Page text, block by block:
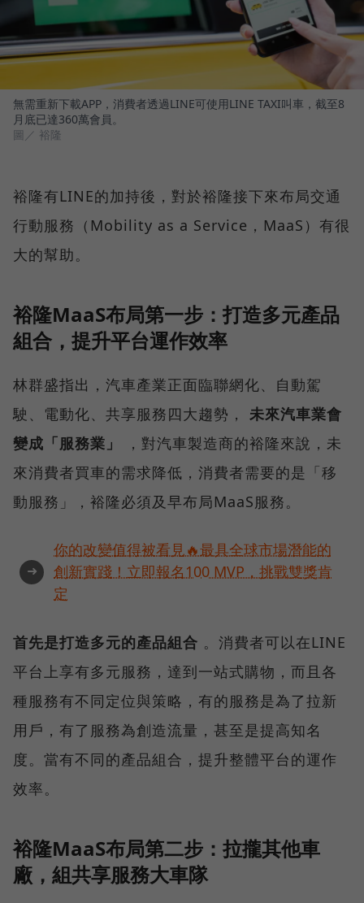
無需重新下載APP，消費者透過LINE可使用LINE TAXI叫車，截至8
月底已達360萬會員。
圖／ 裕隆
裕隆有LINE的加持後，對於裕隆接下來布局交通
行動服務（Mobility as a Service，MaaS）有很
大的幫助。
裕隆MaaS布局第一步：打造多元產品
組合，提升平台運作效率
林群盛指出，汽車產業正面臨聯網化、自動駕
駛、電動化、共享服務四大趨勢， 未來汽車業會
變成「服務業」
，對汽車製造商的裕隆來說，未
來消費者買車的需求降低，消費者需要的是「移
動服務」，裕隆必須及早布局MaaS服務。
➜
你的改變值得被看見🔥最具全球市場潛能的
創新實踐！立即報名100 MVP，挑戰雙獎肯
定
首先是打造多元的產品組合 。消費者可以在LINE
平台上享有多元服務，達到一站式購物，而且各
種服務有不同定位與策略，有的服務是為了拉新
用戶，有了服務為創造流量，甚至是提高知名
度。當有不同的產品組合，提升整體平台的運作
效率。
裕隆MaaS布局第二步：拉攏其他車
廠，組共享服務大車隊